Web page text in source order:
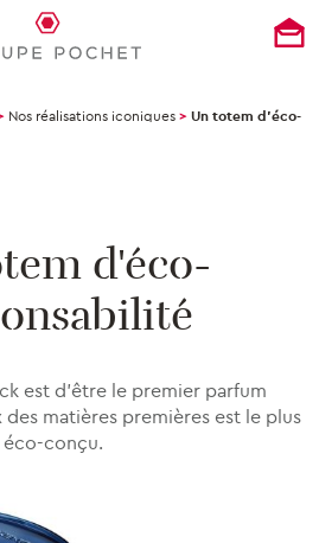
Nos réalisations iconiques > Un totem d’éco-
d'éco-
est d’être le premier parfum
matières premières est le plus
éco-conçu.